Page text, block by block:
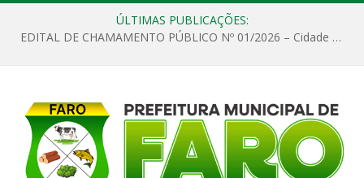
ÚLTIMAS PUBLICAÇÕES:
EDITAL DE CHAMAMENTO PÚBLICO Nº 01/2026 – Cidade de Faro